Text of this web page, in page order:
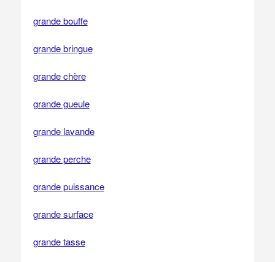
grande bouffe
grande bringue
grande chère
grande gueule
grande lavande
grande perche
grande puissance
grande surface
grande tasse